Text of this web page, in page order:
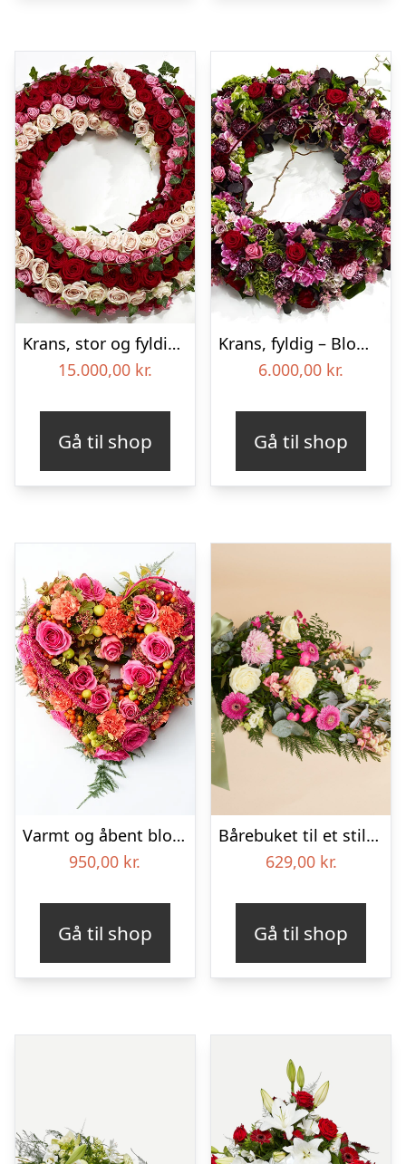
Krans, stor og fyldig – Blomster til begravelse
15.000,00 kr.
Gå til shop
Krans, fyldig – Blomster til begravelse
6.000,00 kr.
Gå til shop
Varmt og åbent blomsterhjerte – Blomster til begravelse
950,00 kr.
Gå til shop
Bårebuket til et stille farvel med bånd
629,00 kr.
Gå til shop